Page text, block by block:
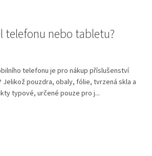
telefonu nebo tabletu?
telefonu je pro nákup příslušenství
Jelikož pouzdra, obaly, fólie, tvrzená skla a
typové, určené pouze pro j...